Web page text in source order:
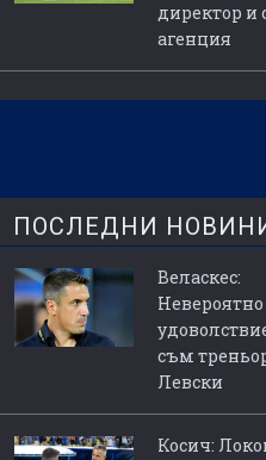
директор и
агенция
ПОСЛЕДНИ
Веласкес:
Невероятно
съм
Левски
Косич: